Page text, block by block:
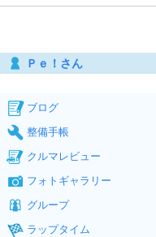
Ｐｅ！さん
ブログ
整備手帳
クルマレビュー
フォトギャラリー
グループ
ラップタイム